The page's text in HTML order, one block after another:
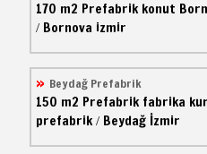
170 m2 Prefabrik konut
/ Bornova izmir
Beydağ Prefabrik
150 m2 Prefabrik fabrika
prefabrik/ Beydağ İzmir